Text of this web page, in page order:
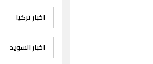
اخبار تركيا
اخبار السويد